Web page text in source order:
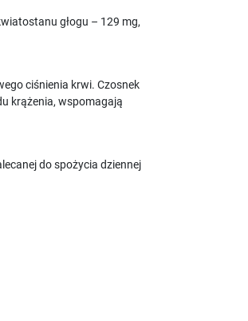
głogu – 129 mg,
ciśnienia krwi. Czosnek
krążenia, wspomagają
do spożycia dziennej